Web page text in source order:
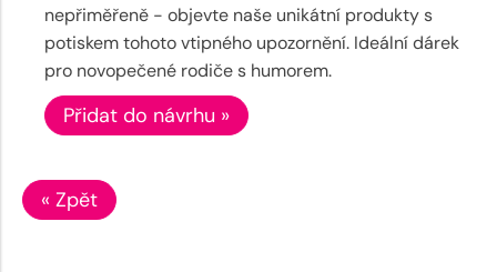
nepřiměřeně - objevte naše unikátní produkty s
potiskem tohoto vtipného upozornění. Ideální dárek
pro novopečené rodiče s humorem.
Přidat do návrhu »
« Zpět